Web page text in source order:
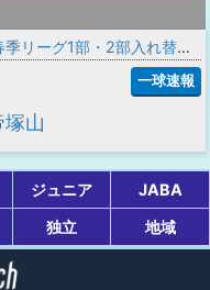
2026年度西都大学軟式野球連盟 春季リーグ1部・2部入れ替え戦
一球速報
塚山
ジュニア
JABA
独立 地域